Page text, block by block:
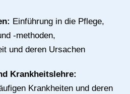
Einführung in die Pflege,
-methoden,
und deren Ursachen
Krankheitslehre:
Krankheiten und deren